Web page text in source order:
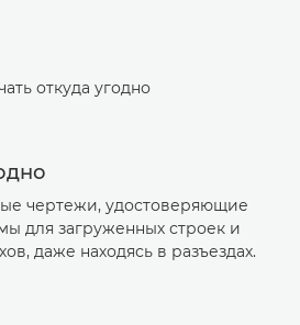
чертежи, удостоверяющие
для загруженных строек и
даже находясь в разъездах.